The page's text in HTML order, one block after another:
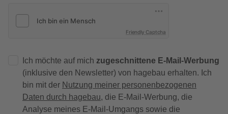
Friendly Captcha
Ich möchte auf mich zugeschnittene E-Mail-Werbung
(inklusive den Newsletter) von hagebau erhalten. Ich
bin mit der Nutzung meiner personenbezogenen
Daten durch hagebau, die E-Mail-Werbung, die
Analyse meines E-Mail-Umgangs sowie die